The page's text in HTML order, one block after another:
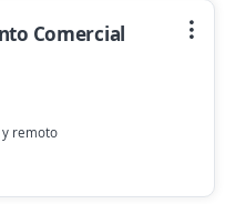
Comercial
y remoto